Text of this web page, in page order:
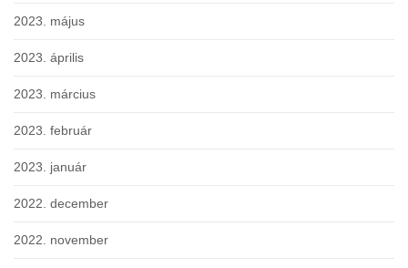
2023. május
2023. április
2023. március
2023. február
2023. január
2022. december
2022. november